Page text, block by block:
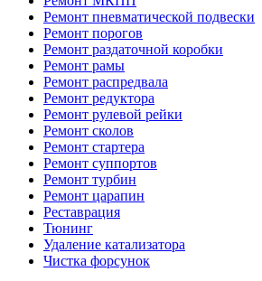
Ремонт пневматической подвески
Ремонт порогов
Ремонт раздаточной коробки
Ремонт рамы
Ремонт распредвала
Ремонт редуктора
Ремонт рулевой рейки
Ремонт сколов
Ремонт стартера
Ремонт суппортов
Ремонт турбин
Ремонт царапин
Реставрация
Тюнинг
Удаление катализатора
Чистка форсунок